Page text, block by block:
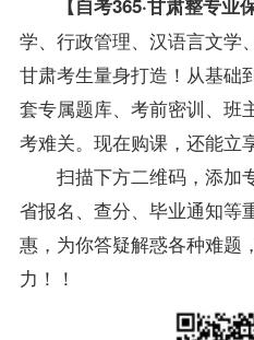
【自考365·甘肃整专业
学、行政管理、汉语言文学
甘肃考生量身打造！从基础
套专属题库、考前密训、班
考难关。 现在购课，还能立
扫描下方二维码，添加
省报名、查分、毕业通知等
惠，为你答疑解惑各种难题
力！！